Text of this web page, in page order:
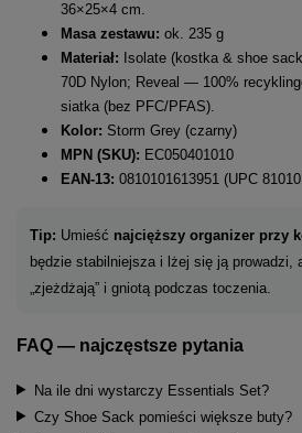
36×25×4 cm.
Masa zestawu: ok. 235 g
Materiał: Isolate (kostka & shoe
70D Nylon; Reveal — 100%
siatka (bez PFC/PFAS).
Kolor: Storm Grey (czarny)
MPN (SKU): EC050401010
EAN-13: 0810101613951 (UPC
Tip: Umieść najcięższy organizer przy
będzie stabilniejsza i lżej się ją prowadzi,
„zjeżdżają” i gniotą podczas toczenia.
FAQ — najczęstsze pytania
Na ile dni wystarczy Essentials Set?
Czy Shoe Sack pomieści większe buty?